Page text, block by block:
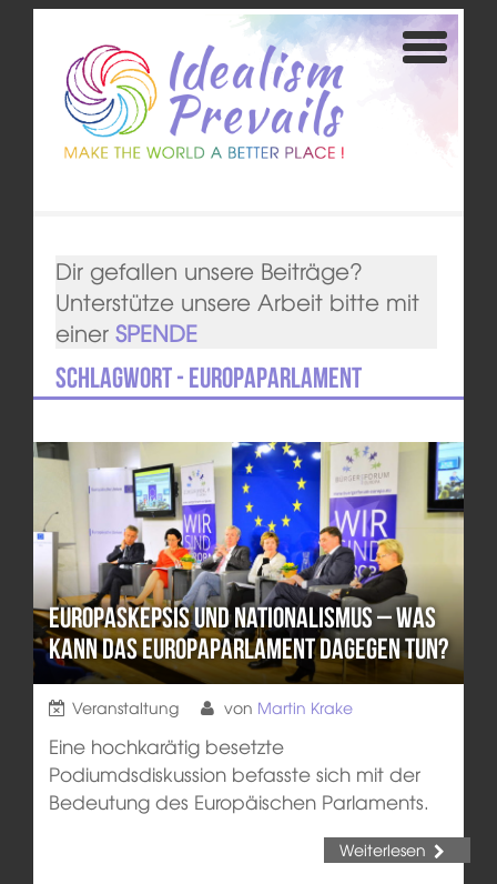
Dir gefallen unsere Beiträge?
Unterstütze unsere Arbeit bitte mit
einer SPENDE
Schlagwort - Europaparlament
Europaskepsis und Nationalismus – was
kann das Europaparlament dagegen tun?
Veranstaltung von Martin Krake
Eine hochkarätig besetzte
Podiumdsdiskussion befasste sich mit der
Bedeutung des Europäischen Parlaments.
Weiterlesen